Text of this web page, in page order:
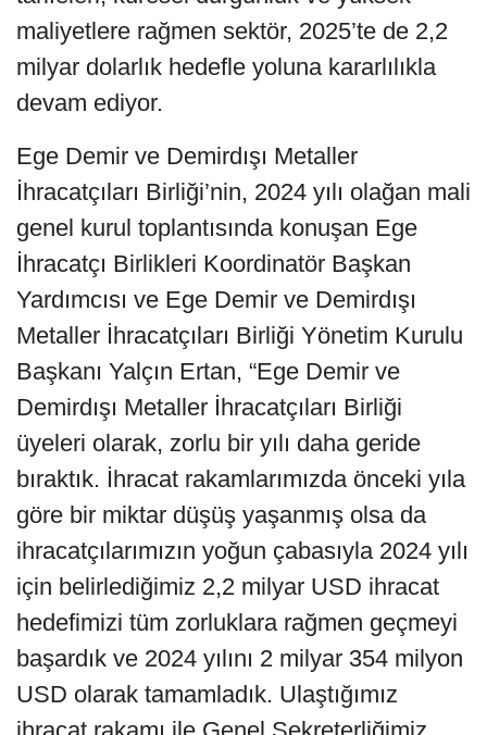
maliyetlere rağmen sektör, 2025’te de 2,2
milyar dolarlık hedefle yoluna kararlılıkla
devam ediyor.
Ege Demir ve Demirdışı Metaller
İhracatçıları Birliği’nin, 2024 yılı olağan mali
genel kurul toplantısında konuşan Ege
İhracatçı Birlikleri Koordinatör Başkan
Yardımcısı ve Ege Demir ve Demirdışı
Metaller İhracatçıları Birliği Yönetim Kurulu
Başkanı Yalçın Ertan, “Ege Demir ve
Demirdışı Metaller İhracatçıları Birliği
üyeleri olarak, zorlu bir yılı daha geride
bıraktık. İhracat rakamlarımızda önceki yıla
göre bir miktar düşüş yaşanmış olsa da
ihracatçılarımızın yoğun çabasıyla 2024 yılı
için belirlediğimiz 2,2 milyar USD ihracat
hedefimizi tüm zorluklara rağmen geçmeyi
başardık ve 2024 yılını 2 milyar 354 milyon
USD olarak tamamladık. Ulaştığımız